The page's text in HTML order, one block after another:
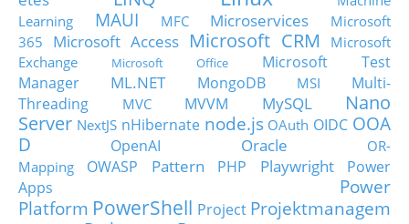
Learning
MAUI MFC Microservices
Microsoft
365
Microsoft Access Microsoft CRM
Microsoft
Exchange
Microsoft Office
Microsoft Test
Manager
ML.NET MongoDB MSI
Multi-
Threading
MVC MVVM MySQL
Nano
Server NextJS nHibernate node.js OAuth OIDC OOA
D
OpenAI Oracle
OR-
Mapping
OWASP Pattern PHP Playwright
Power
Apps
Power
Platform PowerShell Project Projektmanagem